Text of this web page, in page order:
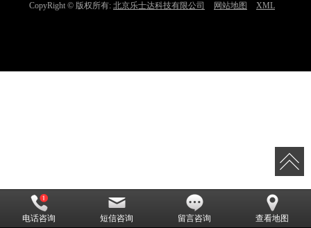
CopyRight © 版权所有: 北京乐士达科技有限公司 网站地图 XML
电话咨询 短信咨询 留言咨询 查看地图